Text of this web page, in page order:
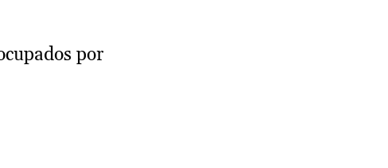
por